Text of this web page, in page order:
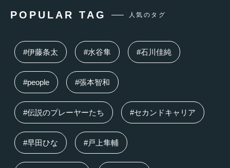
POPULAR TAG 人気のタグ
#伊藤条太 #水谷隼 #石川佳純
#people #張本智和
#伝説のプレーヤーたち #セカンドキャリア
#早田ひな #戸上隼輔